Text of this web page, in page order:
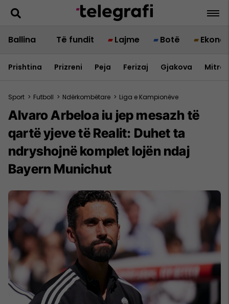
Ballina Të fundit Lajme Botë
Prishtina Prizreni Peja Ferizaj Gjakova
Sport > Futboll > Ndërkombëtare > Liga e Kampionëve
Alvaro Arbeloa iu jep mesazh të
qartë yjeve të Realit: Duhet ta
ndryshojnë komplet lojën ndaj
Bayern Munichut